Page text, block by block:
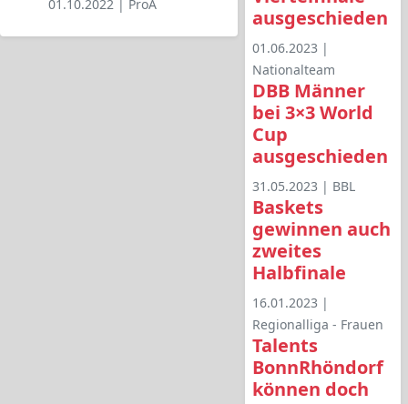
01.10.2022 | ProA
ausgeschieden
01.06.2023 |
Nationalteam
DBB Männer
bei 3×3 World
Cup
ausgeschieden
31.05.2023 | BBL
Baskets
gewinnen auch
zweites
Halbfinale
16.01.2023 |
Regionalliga - Frauen
Talents
BonnRhöndorf
können doch